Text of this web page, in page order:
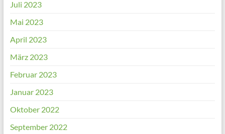
Juli 2023
Mai 2023
April 2023
März 2023
Februar 2023
Januar 2023
Oktober 2022
September 2022